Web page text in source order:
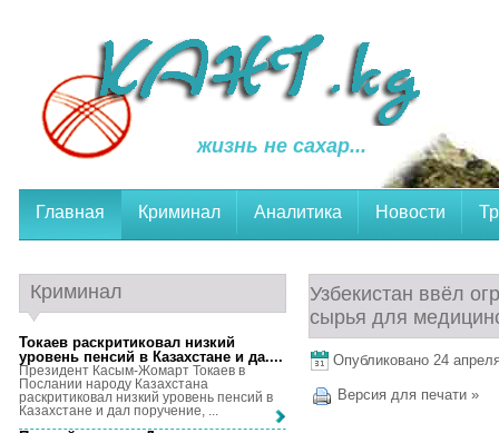
жизнь не сахар...
Главная Криминал Аналитика Новости
Узбекистан ввёл
сырья для
Опубликовано 24
Версия для печати »
Криминал
Токаев раскритиковал низкий
уровень пенсий в Казахстане и да....
Президент Касым-Жомарт Токаев в
Послании народу Казахстана
раскритиковал низкий уровень пенсий в
Казахстане и дал поручение, ...